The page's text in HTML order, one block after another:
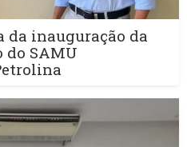
da inauguração da
do SAMU